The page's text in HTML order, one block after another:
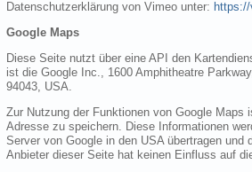
Datenschutzerklärung von Vimeo unter:
Google Maps
Diese Seite nutzt über eine API den
ist die Google Inc., 1600 Amphitheatre
94043, USA.
Zur Nutzung der Funktionen von Google Maps
Adresse zu speichern. Diese Informationen
Server von Google in den USA übertragen und
Anbieter dieser Seite hat keinen Einfluss auf